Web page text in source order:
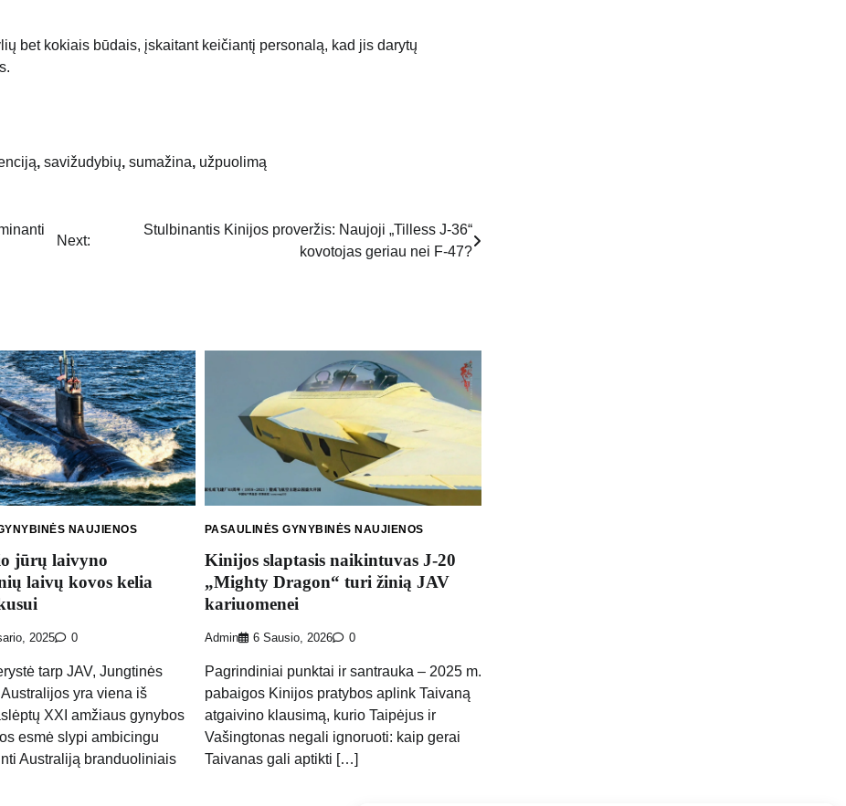
bet kokiais būdais, įskaitant keičiantį personalą, kad jis darytų
, savižudybių, sumažina, užpuolimą
Next:
Stulbinantis Kinijos proveržis: Naujoji „Tilless J-36“
kovotojas geriau nei F-47?
NAUJIENOS
jūrų laivyno
laivų kovos kelia
2025 0
tarp JAV, Jungtinės
yra viena iš
XXI amžiaus gynybos
esmė slypi ambicingu
Australiją branduoliniais
PASAULINĖS GYNYBINĖS NAUJIENOS
Kinijos slaptasis naikintuvas J-20
„Mighty Dragon“ turi žinią JAV
kariuomenei
Admin 6 Sausio, 2026 0
Pagrindiniai punktai ir santrauka – 2025 m.
pabaigos Kinijos pratybos aplink Taivaną
atgaivino klausimą, kurio Taipėjus ir
Vašingtonas negali ignoruoti: kaip gerai
Taivanas gali aptikti […]